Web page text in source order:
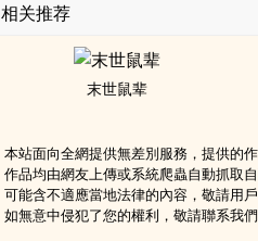
相关推荐
末世鼠辈
本站面向全網提供無差別服務，提供的作
作品均由網友上傳或系統爬蟲自動抓取自
可能含不適應當地法律的內容，敬請用戶
如無意中侵犯了您的權利，敬請聯系我們